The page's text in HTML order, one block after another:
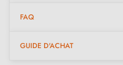
Dimensions existantes :
Espacements disponibles :
FAQ
GUIDE D'ACHAT